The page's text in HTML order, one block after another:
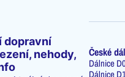
dopravní
nehody,
České
Dálnice
Dálnice